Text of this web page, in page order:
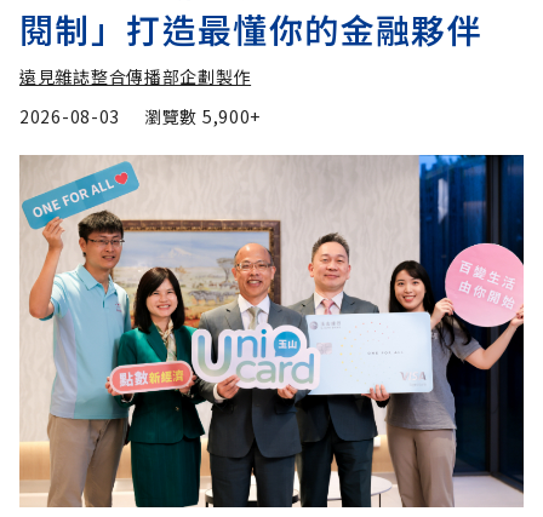
閱制」打造最懂你的金融夥伴
遠見雜誌整合傳播部企劃製作
2026-08-03
瀏覽數 5,900+